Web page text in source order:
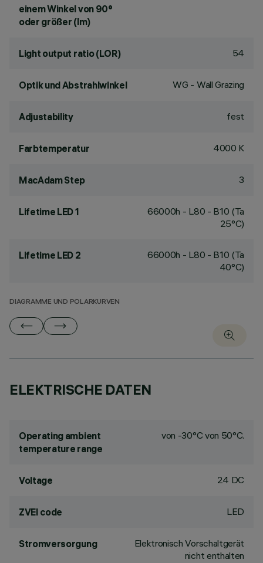
einem Winkel von 90°
oder größer (lm)
Light output ratio (LOR) 54
Optik und Abstrahlwinkel WG - Wall Grazing
Adjustability fest
Farbtemperatur 4000 K
MacAdam Step 3
Lifetime LED 1
66000h - L80 - B10 (Ta
25°C)
Lifetime LED 2
66000h - L80 - B10 (Ta
40°C)
DIAGRAMME UND POLARKURVEN
ELEKTRISCHE DATEN
Operating ambient
temperature range
von -30°C von 50°C.
Voltage 24 DC
ZVEI code LED
Stromversorgung
Elektronisch Vorschaltgerät
nicht enthalten